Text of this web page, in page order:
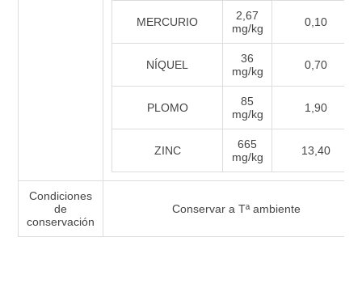
MERCURIO
2,67
mg/kg
0,10
NÍQUEL
36
mg/kg
0,70
PLOMO
85
mg/kg
1,90
ZINC
665
mg/kg
13,40
Condiciones
de
conservación
Conservar a Tª ambiente